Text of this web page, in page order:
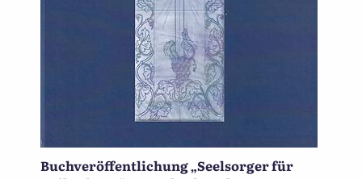
Buchveröffentlichung „Seelsorger für